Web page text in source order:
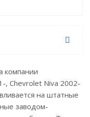
компании
, Chevrolet Niva 2002-
на штатные
заводом-